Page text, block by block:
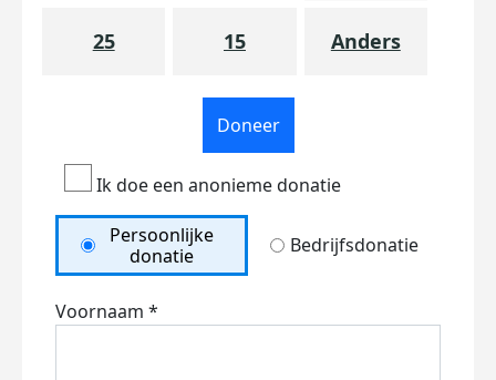
25 15 Anders
Doneer
Ik doe een anonieme donatie
Persoonlijke
donatie
Bedrijfsdonatie
Voornaam *